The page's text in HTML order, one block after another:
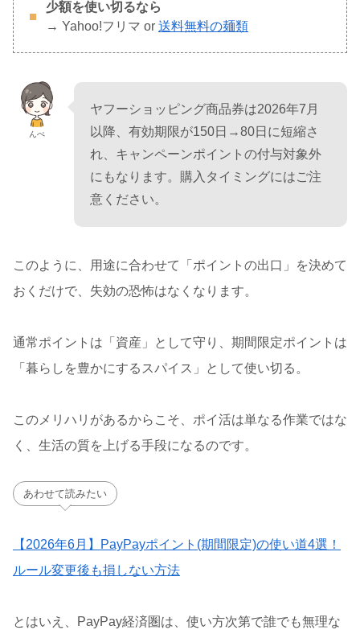
少額を使い切るなら
→ Yahoo!フリマ or 送料無料の麺類
んぺ
ヤフーショッピング商品券は2026年7月
以降、有効期限が150日→80日に短縮さ
れ、キャンペーンポイントの付与対象外
にもなります。購入タイミングにはご注
意ください。
このように、用途に合わせて「ポイントの出口」を決めて
おくだけで、失効の恐怖はなくなります。
通常ポイントは「資産」として守り、期間限定ポイントは
「暮らしを豊かにするスパイス」として使い切る。
このメリハリがあるからこそ、ポイ活は単なる作業ではな
く、生活の質を上げる手段になるのです。
あわせて読みたい
【2026年6月】PayPayポイント(期間限定)の使い道4選！
ルール変更後も損しない方法
とはいえ、PayPay経済圏は、使い方次第で誰でも無理な